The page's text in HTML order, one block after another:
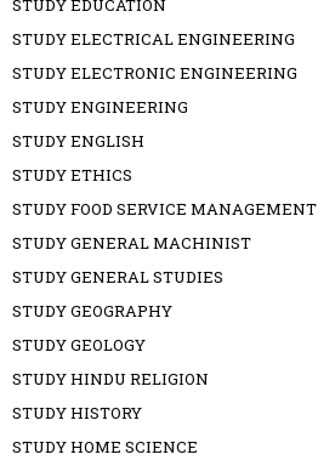
STUDY EDUCATION
STUDY ELECTRICAL ENGINEERING
STUDY ELECTRONIC ENGINEERING
STUDY ENGINEERING
STUDY ENGLISH
STUDY ETHICS
STUDY FOOD SERVICE MANAGEMENT
STUDY GENERAL MACHINIST
STUDY GENERAL STUDIES
STUDY GEOGRAPHY
STUDY GEOLOGY
STUDY HINDU RELIGION
STUDY HISTORY
STUDY HOME SCIENCE